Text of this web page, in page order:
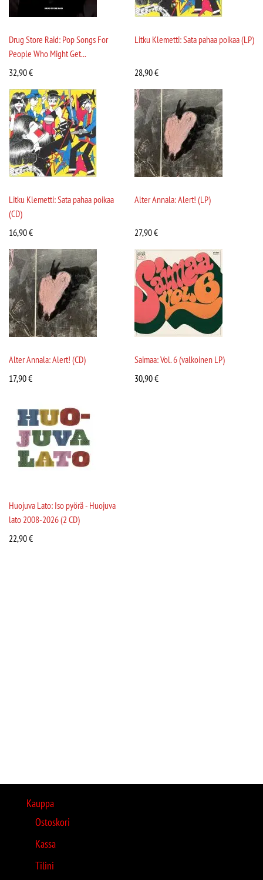
Drug Store Raid: Pop Songs For
People Who Might Get...
32,90€
Litku Klemetti: Sata pahaa poikaa (LP)
28,90€
Litku Klemetti: Sata pahaa poikaa
(CD)
16,90€
Alter Annala: Alert! (LP)
27,90€
Alter Annala: Alert! (CD)
17,90€
Saimaa: Vol. 6 (valkoinen LP)
30,90€
Huojuva Lato: Iso pyörä - Huojuva
lato 2008-2026 (2 CD)
22,90€
Kauppa
Ostoskori
Kassa
Tilini